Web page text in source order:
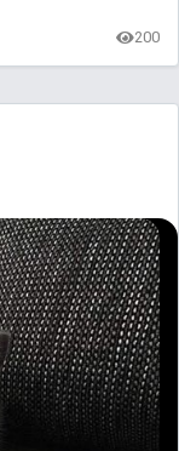
200